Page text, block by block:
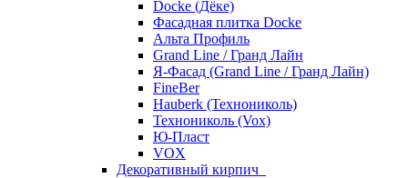
Docke (Дёке)
Фасадная плитка Docke
Альта Профиль
Grand Line / Гранд Лайн
Я-Фасад (Grand Line / Гранд Лайн)
FineBer
Hauberk (Технониколь)
Технониколь (Vox)
Ю-Пласт
VOX
Декоративный кирпич